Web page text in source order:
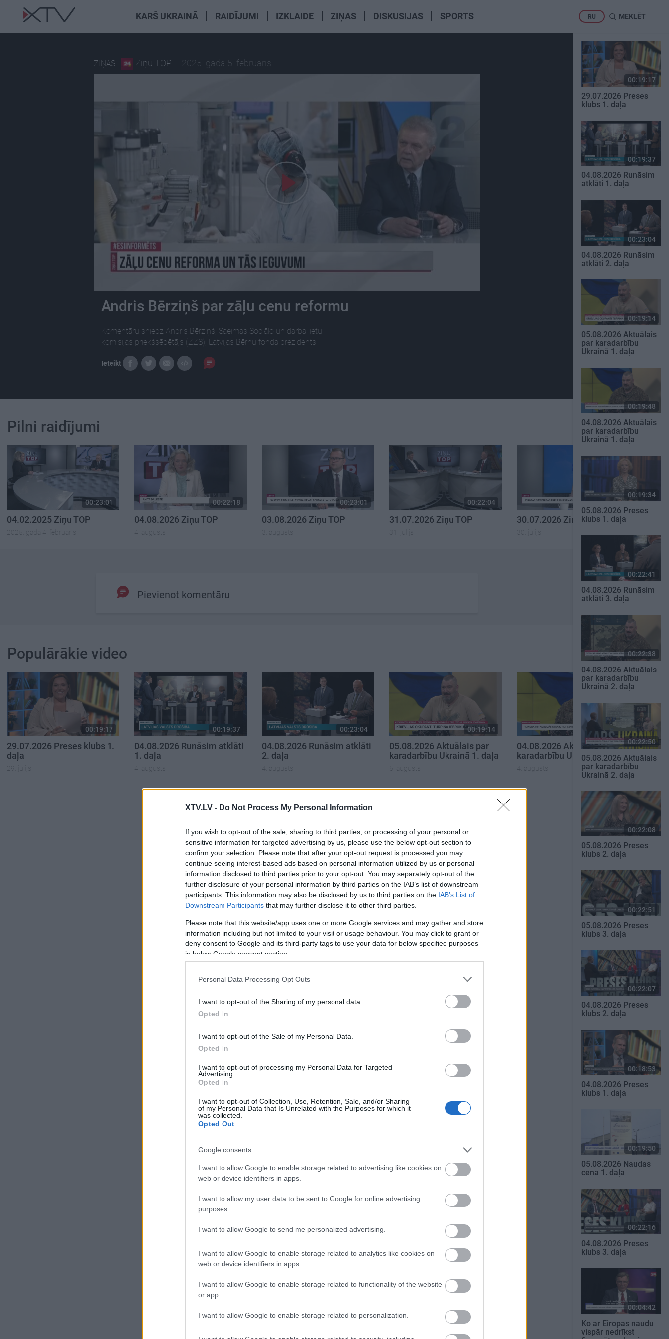
XTV.LV - Do Not Process My Personal Information
If you wish to opt-out of the sale, sharing to third parties, or processing of your personal or
sensitive information for targeted advertising by us, please use the below opt-out section to
confirm your selection. Please note that after your opt-out request is processed you may
continue seeing interest-based ads based on personal information utilized by us or personal
information disclosed to third parties prior to your opt-out. You may separately opt-out of the
further disclosure of your personal information by third parties on the IAB’s list of downstream
participants. This information may also be disclosed by us to third parties on the IAB’s List of
Downstream Participants that may further disclose it to other third parties.
Please note that this website/app uses one or more Google services and may gather and store
information including but not limited to your visit or usage behaviour. You may click to grant or
deny consent to Google and its third-party tags to use your data for below specified purposes
in below Google consent section.
Personal Data Processing Opt Outs
I want to opt-out of the Sharing of my personal data.
Opted In
I want to opt-out of the Sale of my Personal Data.
Opted In
I want to opt-out of processing my Personal Data for Targeted
Advertising.
Opted In
I want to opt-out of Collection, Use, Retention, Sale, and/or Sharing
of my Personal Data that Is Unrelated with the Purposes for which it
was collected.
Opted Out
Google consents
I want to allow Google to enable storage related to advertising like cookies on
web or device identifiers in apps.
I want to allow my user data to be sent to Google for online advertising
purposes.
I want to allow Google to send me personalized advertising.
I want to allow Google to enable storage related to analytics like cookies on
web or device identifiers in apps.
I want to allow Google to enable storage related to functionality of the website
or app.
I want to allow Google to enable storage related to personalization.
KARŠ UKRAINĀ RAIDĪJUMI IZKLAIDE ZIŅAS DISKUSIJAS SPORTS RU MEKLĒT
ZIŅAS Ziņu TOP 2025. gada 5. februāris
Andris Bērziņš par zāļu cenu reformu
Komentāru sniedz Andris Bērziņš, Saeimas Sociālo un darba lietu
komisijas priekšsēdētājs (ZZS), Latvijas Bērnu fonda prezidents.
Ieteikt
Pilni raidījumi
00:23:01
04.02.2025 Ziņu TOP
2025. gada 4. februāris
00:22:18
04.08.2026 Ziņu TOP
4. augusts
00:23:01
03.08.2026 Ziņu TOP
3. augusts
00:22:04
31.07.2026 Ziņu TOP
31. jūlijs
00:23:00
30.07.2026 Ziņu TOP
30. jūlijs
Pievienot komentāru
Populārākie video
00:19:17
29.07.2026 Preses klubs 1.
daļa
29. jūlijs
00:19:37
04.08.2026 Runāsim atklāti
1. daļa
4. augusts
00:23:04
04.08.2026 Runāsim atklāti
2. daļa
4. augusts
00:19:14
05.08.2026 Aktuālais par
karadarbību Ukrainā 1. daļa
5. augusts
00:19:48
04.08.2026 Aktuālais par
karadarbību Ukrainā 1. daļa
4. augusts
SKATĪT VISUS
00:19:17
29.07.2026 Preses
klubs 1. daļa
00:19:37
04.08.2026 Runāsim
atklāti 1. daļa
00:23:04
04.08.2026 Runāsim
atklāti 2. daļa
00:19:14
05.08.2026 Aktuālais
par karadarbību
Ukrainā 1. daļa
00:19:48
04.08.2026 Aktuālais
par karadarbību
Ukrainā 1. daļa
00:19:34
05.08.2026 Preses
klubs 1. daļa
00:22:41
04.08.2026 Runāsim
atklāti 3. daļa
00:22:38
04.08.2026 Aktuālais
par karadarbību
Ukrainā 2. daļa
00:22:50
05.08.2026 Aktuālais
par karadarbību
Ukrainā 2. daļa
00:22:08
05.08.2026 Preses
klubs 2. daļa
00:22:51
05.08.2026 Preses
klubs 3. daļa
00:22:07
04.08.2026 Preses
klubs 2. daļa
00:18:53
04.08.2026 Preses
klubs 1. daļa
00:19:50
05.08.2026 Naudas
cena 1. daļa
00:22:16
04.08.2026 Preses
klubs 3. daļa
00:04:42
Ko ar Eiropas naudu
vispār nedrīkst